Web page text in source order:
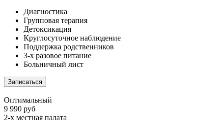
Диагностика
Групповая терапия
Детоксикация
Круглосуточное наблюдение
Поддержка родственников
3-х разовое питание
Больничный лист
Записаться
Оптимальный
9 990 руб
2-х местная палата